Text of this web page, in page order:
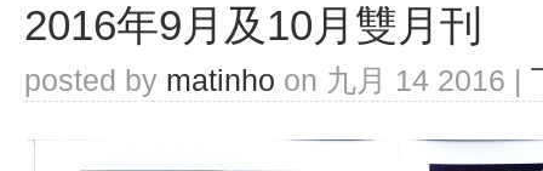
2016年9月及10月雙月刊
posted by matinho on 九月 14 2016 |